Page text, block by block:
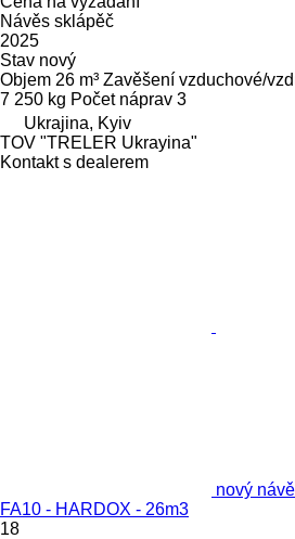
Návěs sklápěč
2025
Stav nový
Objem 26 m³ Zavěšení vzduchové/
7 250 kg Počet náprav 3
Ukrajina, Kyiv
TOV "TRELER Ukrayina"
Kontakt s dealerem
nový
FA10 - HARDOX - 26m3
18